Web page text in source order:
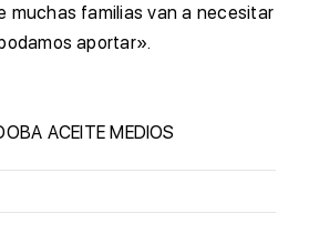
muchas familias van a necesitar
aportar».
ACEITE MEDIOS